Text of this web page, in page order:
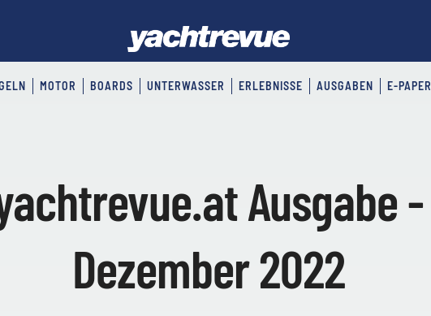
MOTOR BOARDS UNTERWASSER ERLEBNISSE AUSGABEN E-PAPER
Ausgabe -
Dezember 2022